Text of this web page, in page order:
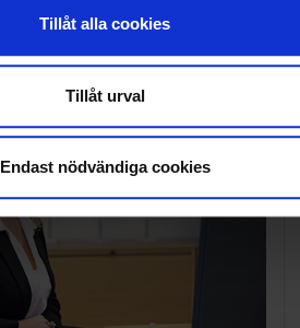
Tillåt alla cookies
Tillåt urval
Endast nödvändiga cookies